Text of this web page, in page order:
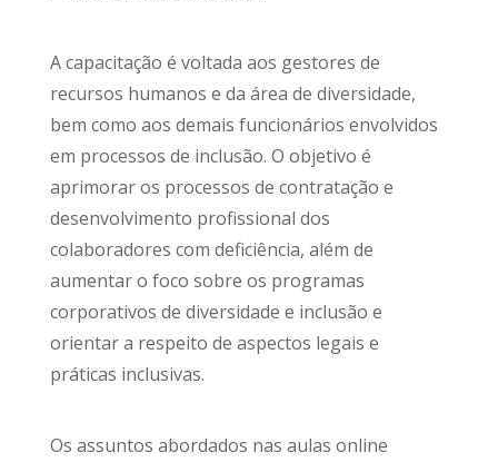
A capacitação é voltada aos gestores de
recursos humanos e da área de diversidade,
bem como aos demais funcionários envolvidos
em processos de inclusão. O objetivo é
aprimorar os processos de contratação e
desenvolvimento profissional dos
colaboradores com deficiência, além de
aumentar o foco sobre os programas
corporativos de diversidade e inclusão e
orientar a respeito de aspectos legais e
práticas inclusivas.
Os assuntos abordados nas aulas online